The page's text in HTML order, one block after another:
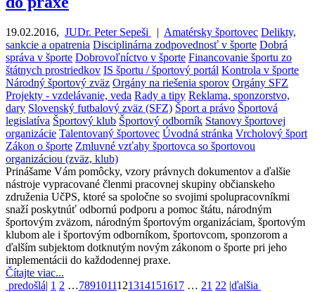
19.02.2016, JUDr. Peter Sepeši | Amatérsky športovec Delikty,
sankcie a opatrenia Disciplinárna zodpovednosť v športe Dobrá
správa v športe Dobrovoľníctvo v športe Financovanie športu zo
štátnych prostriedkov IS športu / športový portál Kontrola v športe
Národný športový zväz Orgány na riešenia sporov Orgány SFZ
Projekty - vzdelávanie, veda Rady a tipy Reklama, sponzorstvo,
dary Slovenský futbalový zväz (SFZ) Šport a právo Športová
legislatíva Športový klub Športový odborník Stanovy športovej
organizácie Talentovaný športovec Úvodná stránka Vrcholový šport
Zákon o športe Zmluvné vzťahy športovca so športovou
organizáciou (zväz, klub)
Prinášame Vám pomôcky, vzory právnych dokumentov a ďalšie
nástroje vypracované členmi pracovnej skupiny občianskeho
združenia UčPS, ktoré sa spoločne so svojimi spolupracovníkmi
snaží poskytnúť odbornú podporu a pomoc štátu, národným
športovým zväzom, národným športovým organizáciam, športovým
klubom ale i športovým odborníkom, športovcom, sponzorom a
ďalším subjektom dotknutým novým zákonom o športe pri jeho
implementácii do každodennej praxe.
Čítajte viac...
predošlá| 1 2 …7891011121314151617 … 21 22 |ďalšia